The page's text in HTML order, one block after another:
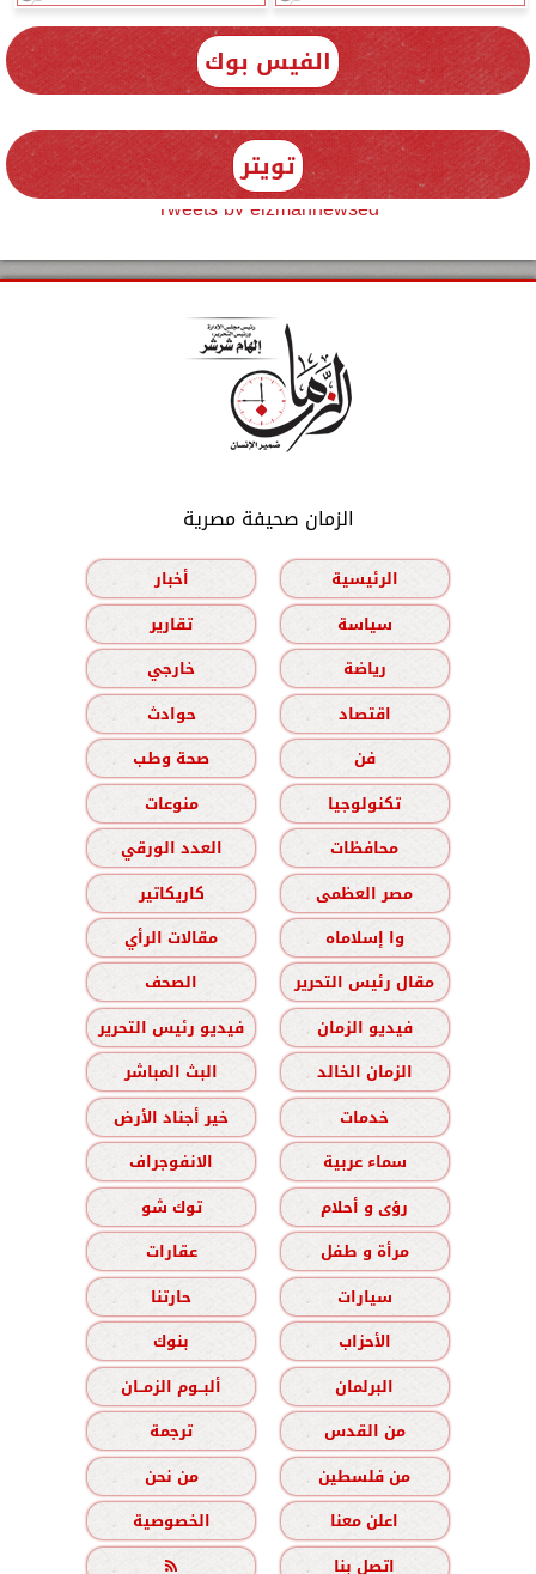
الفيس بوك
تويتر
Tweets by elzmannewseg
الزمان صحيفة مصرية
الرئيسية
أخبار
سياسة
تقارير
رياضة
خارجي
اقتصاد
حوادث
فن
صحة وطب
تكنولوجيا
منوعات
محافظات
العدد الورقي
مصر العظمى
كاريكاتير
وا إسلاماه
مقالات الرأي
مقال رئيس التحرير
الصحف
فيديو الزمان
فيديو رئيس التحرير
الزمان الخالد
البث المباشر
خدمات
خير أجناد الأرض
سماء عربية
الانفوجراف
رؤى و أحلام
توك شو
مرأة و طفل
عقارات
سيارات
حارتنا
الأحزاب
بنوك
البرلمان
ألبــوم الزمــان
من القدس
ترجمة
من فلسطين
من نحن
اعلن معنا
الخصوصية
اتصل بنا
